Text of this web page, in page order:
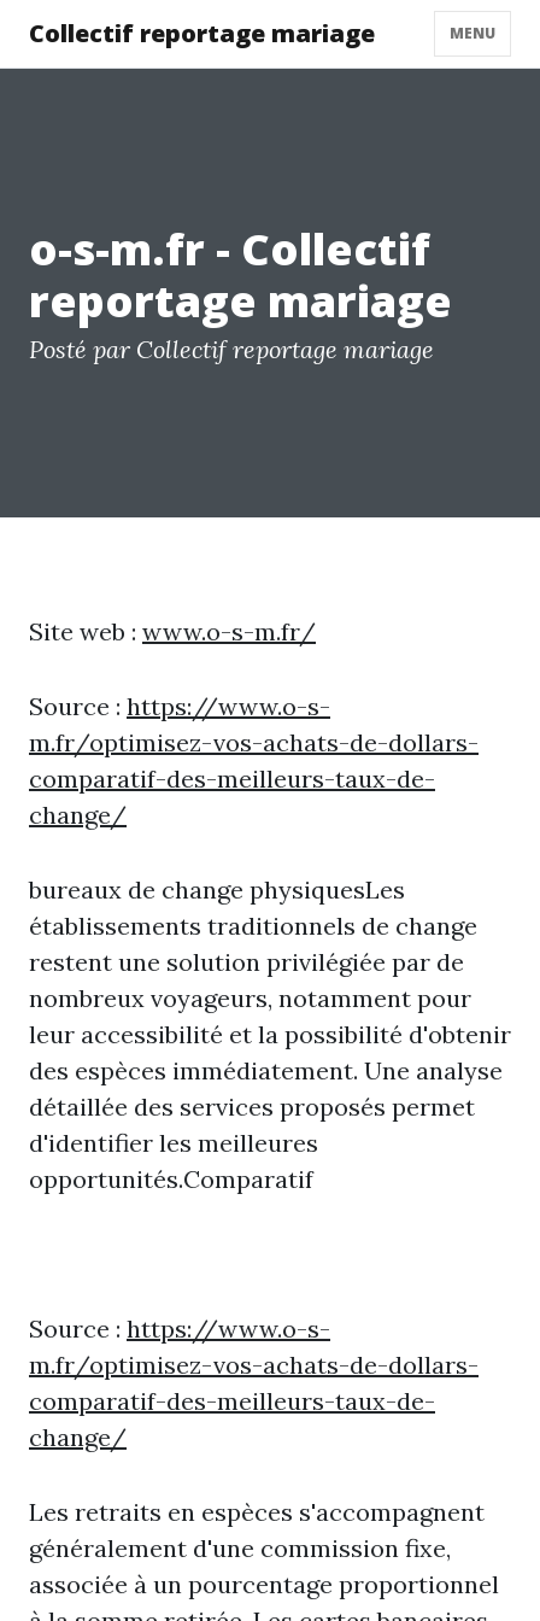
Collectif reportage mariage MENU
o-s-m.fr - Collectif
reportage mariage
Posté par Collectif reportage mariage
Site web : www.o-s-m.fr/
Source : https://www.o-s-
m.fr/optimisez-vos-achats-de-dollars-
comparatif-des-meilleurs-taux-de-
change/
bureaux de change physiquesLes
établissements traditionnels de change
restent une solution privilégiée par de
nombreux voyageurs, notamment pour
leur accessibilité et la possibilité d'obtenir
des espèces immédiatement. Une analyse
détaillée des services proposés permet
d'identifier les meilleures
opportunités.Comparatif
Source : https://www.o-s-
m.fr/optimisez-vos-achats-de-dollars-
comparatif-des-meilleurs-taux-de-
change/
Les retraits en espèces s'accompagnent
généralement d'une commission fixe,
associée à un pourcentage proportionnel